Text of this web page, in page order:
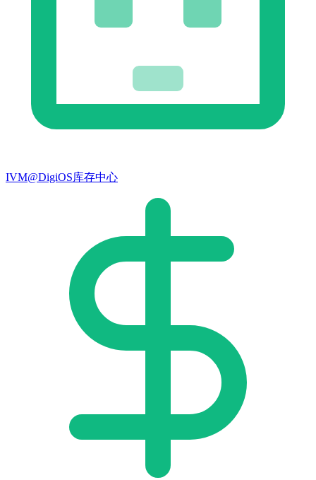
IVM@DigiOS库存中心